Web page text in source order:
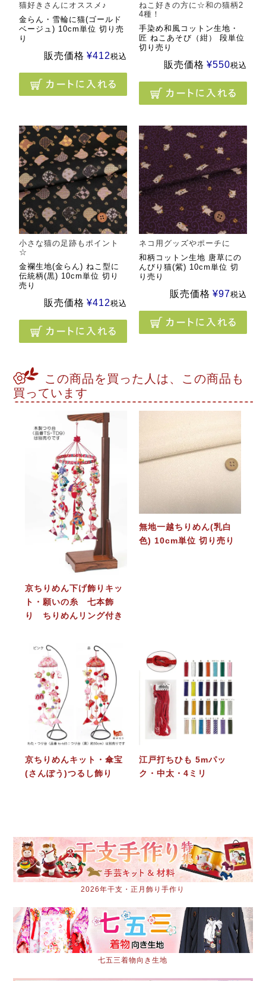
猫好きさんにオススメ♪
金らん・雪輪に猫(ゴールド
ベージュ) 10cm単位 切り売
り
販売価格 ¥412税込
ねこ好きの方に☆和の猫柄2
4種！
手染め和風コットン生地・
匠 ねこあそび（紺） 段単位
切り売り
販売価格 ¥550税込
小さな猫の足跡もポイント
☆
金襴生地(金らん) ねこ型に
伝統柄(黒) 10cm単位 切り
売り
販売価格 ¥412税込
ネコ用グッズやポーチに
和柄コットン生地 唐草にの
んびり猫(紫) 10cm単位 切
り売り
販売価格 ¥97税込
この商品を買った人は、この商品も
買っています
京ちりめん下げ飾りキッ
ト・願いの糸 七本飾
り ちりめんリング付き
無地一越ちりめん(乳白
色) 10cm単位 切り売り
京ちりめんキット・傘宝
(さんぽう)つるし飾り
江戸打ちひも 5mパッ
ク・中太・4ミリ
2026年干支・正月飾り手作り
七五三着物向き生地